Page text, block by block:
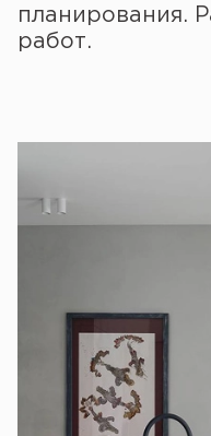
планирования.
работ.